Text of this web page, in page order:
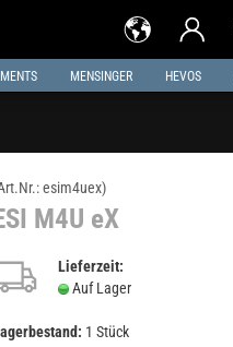
MENSINGER HEVOS
esim4uex)
M4U eX
Lieferzeit:
Auf Lager
1 Stück